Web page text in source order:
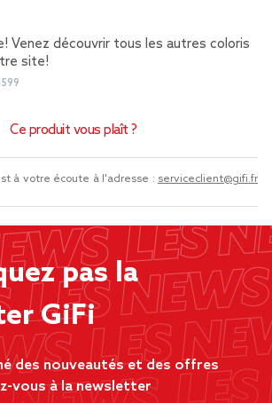
Venez découvrir tous les autres coloris
site!
Ce produit vous plaît ?
à votre écoute à l'adresse : serviceclient@gifi.fr
pas la
GiFi
des nouveautés et des offres
vous à la newsletter